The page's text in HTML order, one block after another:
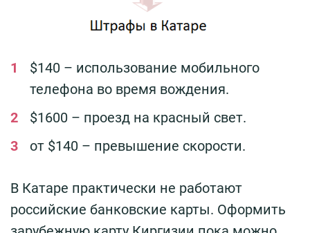
$140 – использование мобильного
телефона во время вождения.
$1600 – проезд на красный свет.
от $140 – превышение скорости.
В Катаре практически не работают
российские банковские карты. Оформить